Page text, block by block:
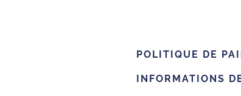
POLITIQUE DE
INFORMATIONS